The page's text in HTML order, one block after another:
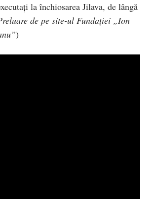
la închiosarea Jilava, de lângă
de pe site-ul Fundaţiei „Ion
)